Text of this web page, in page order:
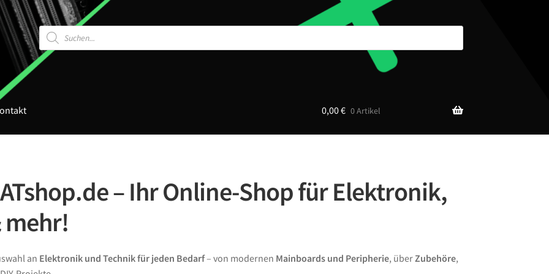
Products
search
0,00€ 0 Artikel
– Ihr Online-Shop für Elektronik,
mehr!
an Elektronik und Technik für jeden Bedarf– von modernen Mainboards und Peripherie, überZubehöre,